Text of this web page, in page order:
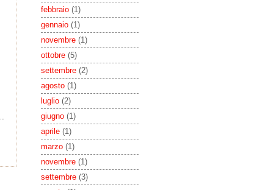
febbraio (1)
gennaio (1)
novembre (1)
ottobre (5)
settembre (2)
agosto (1)
luglio (2)
giugno (1)
aprile (1)
marzo (1)
novembre (1)
settembre (3)